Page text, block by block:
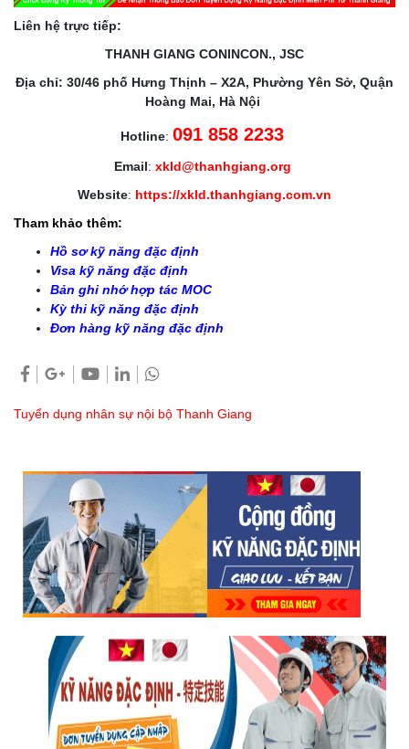
Liên hệ trực tiếp:
THANH GIANG CONINCON., JSC
Địa chỉ: 30/46 phố Hưng Thịnh – X2A, Phường Yên Sở, Quận
Hoàng Mai, Hà Nội
Hotline: 091 858 2233
Email: xkld@thanhgiang.org
Website: https://xkld.thanhgiang.com.vn
Tham khảo thêm:
Hồ sơ kỹ năng đặc định
Visa kỹ năng đặc định
Bản ghi nhớ hợp tác MOC
Kỳ thi kỹ năng đặc định
Đơn hàng kỹ năng đặc định
Tuyển dụng nhân sự nội bộ Thanh Giang